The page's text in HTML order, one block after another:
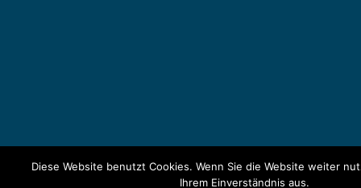
Diese Website benutzt Cookies. Wenn Sie die Website weiter
Ihrem Einverständnis aus.